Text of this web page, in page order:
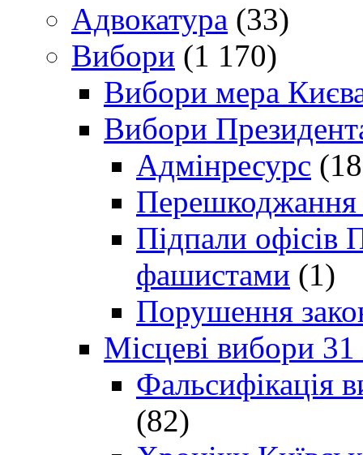
Адвокатура (33)
Вибори (1 170)
Вибори мера
Вибори
Адмінресурс
Перешкоджання
Підпали офісів
фашистами (1)
Порушення
Місцеві вибори
Фальсифікація
(82)